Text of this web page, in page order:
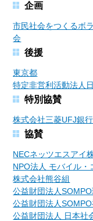
企画
市民社会をつくるボ
会
後援
東京都
特定非営利活動法人
特別協賛
株式会社三菱UFJ銀行
協賛
NECネッツエスアイ
NPO法人 モバイル・
株式会社熊谷組
公益財団法人
公益財団法人
公益財団法人 日本社